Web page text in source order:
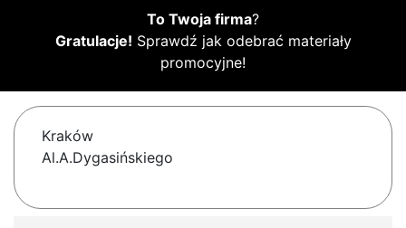
To Twoja firma?
Gratulacje! Sprawdź jak odebrać materiały
promocyjne!
Kraków
Al.A.Dygasińskiego